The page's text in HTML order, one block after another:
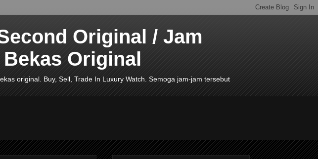
Original / Jam
Original
original. Buy, Sell, Trade In Luxury Watch. Semoga jam-jam tersebut